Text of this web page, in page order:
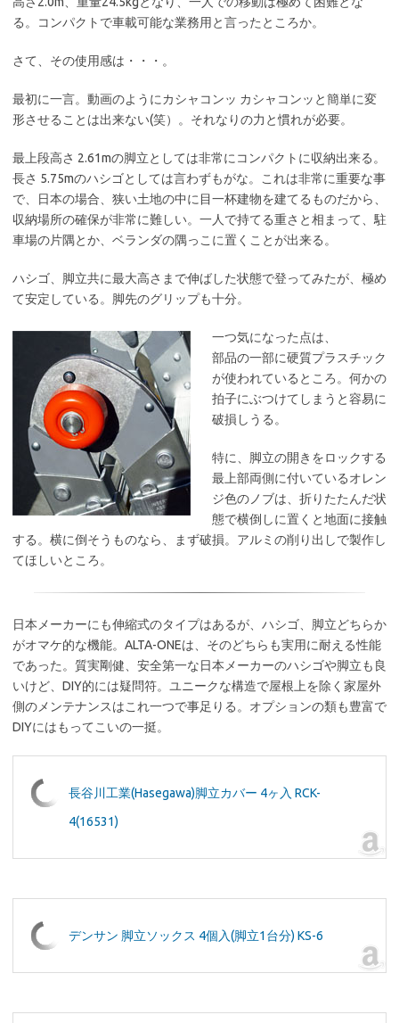
る。コンパクトで車載可能な業務用と言ったところか。
さて、その使用感は・・・。
最初に一言。動画のようにカシャコンッ カシャコンッと簡単に変
形させることは出来ない(笑）。それなりの力と慣れが必要。
最上段高さ 2.61mの脚立としては非常にコンパクトに収納出来る。
長さ 5.75mのハシゴとしては言わずもがな。これは非常に重要な事
で、日本の場合、狭い土地の中に目一杯建物を建てるものだから、
収納場所の確保が非常に難しい。一人で持てる重さと相まって、駐
車場の片隅とか、ベランダの隅っこに置くことが出来る。
ハシゴ、脚立共に最大高さまで伸ばした状態で登ってみたが、極め
て安定している。脚先のグリップも十分。
一つ気になった点は、
部品の一部に硬質プラスチック
が使われているところ。何かの
拍子にぶつけてしまうと容易に
破損しうる。
特に、脚立の開きをロックする
最上部両側に付いているオレン
ジ色のノブは、折りたたんだ状
態で横倒しに置くと地面に接触
する。横に倒そうものなら、まず破損。アルミの削り出しで製作し
てほしいところ。
日本メーカーにも伸縮式のタイプはあるが、ハシゴ、脚立どちらか
がオマケ的な機能。ALTA-ONEは、そのどちらも実用に耐える性能
であった。質実剛健、安全第一な日本メーカーのハシゴや脚立も良
いけど、DIY的には疑問符。ユニークな構造で屋根上を除く家屋外
側のメンテナンスはこれ一つで事足りる。オプションの類も豊富で
DIYにはもってこいの一挺。
長谷川工業(Hasegawa)脚立カバー 4ヶ入 RCK-
4(16531)
デンサン 脚立ソックス 4個入(脚立1台分) KS-6